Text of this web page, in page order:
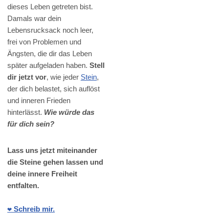
dieses Leben getreten bist.
Damals war dein
Lebensrucksack noch leer,
frei von Problemen und
Ängsten, die dir das Leben
später aufgeladen haben. Stell
dir jetzt vor, wie jeder Stein,
der dich belastet, sich auflöst
und inneren Frieden
hinterlässt. Wie würde das
für dich sein?
Lass uns jetzt miteinander
die Steine gehen lassen und
deine innere Freiheit
entfalten.
❤️ Schreib mir.